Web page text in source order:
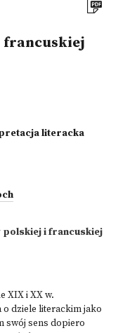
francuskiej
literacka
polskiej i francuskiej
XIX i XX w.
o dziele literackim jako
swój sens dopiero